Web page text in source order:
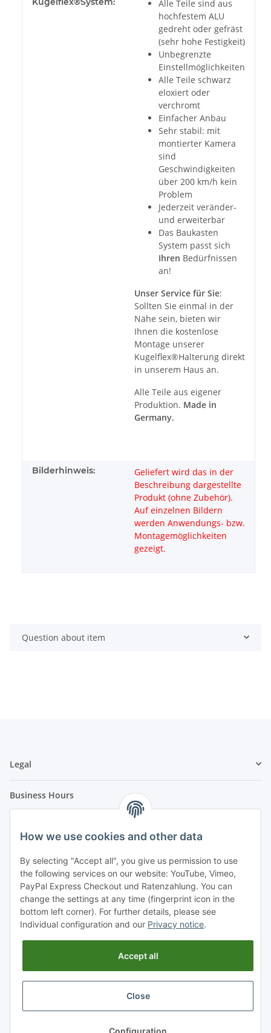
Alle Teile sind aus
hochfestem ALU
gedreht oder gefräst
(sehr hohe Festigkeit)
Unbegrenzte
Einstellmöglichkeiten
Alle Teile schwarz
eloxiert oder
verchromt
Einfacher Anbau
Sehr stabil: mit
montierter Kamera
sind
Geschwindigkeiten
über 200 km/h kein
Problem
Jederzeit veränder-
und erweiterbar
Das Baukasten
System passt sich
Ihren Bedürfnissen
an!
Unser Service für Sie:
Sollten Sie einmal in der
Nähe sein, bieten wir
Ihnen die kostenlose
Montage unserer
Kugelflex®Halterung direkt
in unserem Haus an.
Alle Teile aus eigener
Produktion. Made in
Germany.
Bilderhinweis:
Geliefert wird das in der
Beschreibung dargestellte
Produkt (ohne Zubehör).
Auf einzelnen Bildern
werden Anwendungs- bzw.
Montagemöglichkeiten
gezeigt.
Question about item
Legal
Business Hours
Our company will be closed from 22.12.2023 up to and
shipped from 02.01.2024.
Mo. - Fr. 08:00 - 15:00
Sa. / So. closed
Dates could be arranged even outside business hours.
How we use cookies and other data
By selecting "Accept all", you give us permission to use
the following services on our website: YouTube, Vimeo,
PayPal Express Checkout und Ratenzahlung. You can
change the settings at any time (fingerprint icon in the
bottom left corner). For further details, please see
Individual configuration and our Privacy notice.
Accept all
Close